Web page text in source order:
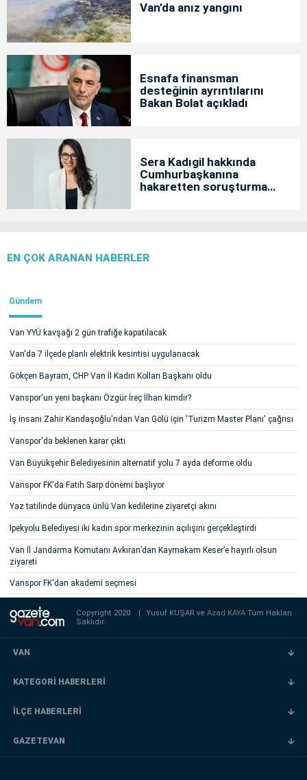
Van’da anız yangını
Esnafa finansman
desteğinin ayrıntılarını
Bakan Bolat açıkladı
Sera Kadıgil hakkında
Cumhurbaşkanına
hakaretten soruşturma
EN ÇOK ARANAN HABERLER
Gündem
Van YYÜ kavşağı 2 gün trafiğe kapatılacak
Van'da 7 ilçede planlı elektrik kesintisi uygulanacak
Gökçen Bayram, CHP Van İl Kadın Kolları Başkanı oldu
Vanspor'un yeni başkanı Özgür İreç İlhan kimdir?
İş insanı Zahir Kandaşoğlu'ndan Van Gölü için 'Turizm Master Planı' çağrısı
Vanspor'da beklenen karar çıktı
Van Büyükşehir Belediyesinin alternatif yolu 7 ayda deforme oldu
Vanspor FK'da Fatih Sarp dönemi başlıyor
Yaz tatilinde dünyaca ünlü Van kedilerine ziyaretçi akını
İpekyolu Belediyesi iki kadın spor merkezinin açılışını gerçekleştirdi
Van İl Jandarma Komutanı Avkıran’dan Kaymakam Keser’e hayırlı olsun
ziyareti
Vanspor FK'dan akademi seçmesi
Copyright 2020 | Yusuf KUŞAR veAzad KAYATüm Hakları
Saklıdır.
VAN
KATEGORİ HABERLERİ
İLÇE HABERLERİ
GAZETEVAN